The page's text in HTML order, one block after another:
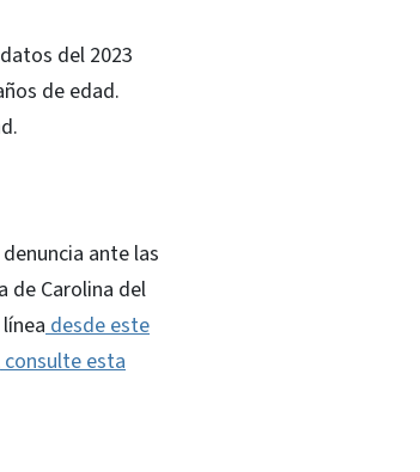
del 2023
de edad.
ante las
de Carolina del
desde este
consulte esta